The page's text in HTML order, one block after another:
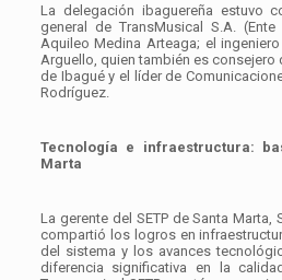
La delegación ibaguereña estuvo
general de TransMusical S.A. (Ente
Aquileo Medina Arteaga; el
Arguello, quien también es
de Ibagué y el líder de
Rodríguez.
Tecnología e infraestructura:
Marta
La gerente del SETP de Santa Marta,
compartió los logros en
del sistema y los avances
diferencia significativa en la